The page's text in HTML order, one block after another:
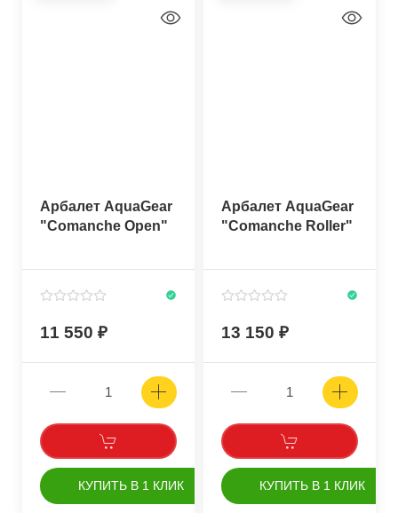
Арбалет AquaGear
"Comanche Open"
11 550
КУПИТЬ В 1 КЛИК
Арбалет AquaGear
"Comanche Roller"
13 150
КУПИТЬ В 1 КЛИК